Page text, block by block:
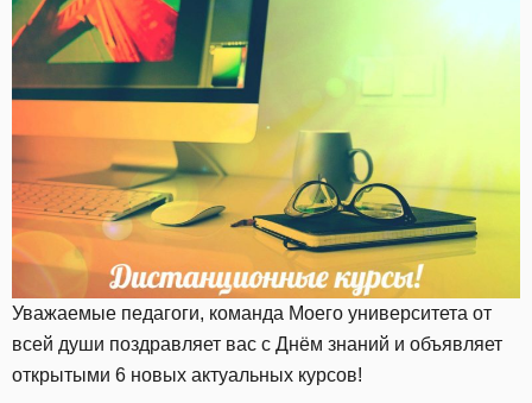
Уважаемые педагоги, команда Моего университета от
всей души поздравляет вас с Днём знаний и объявляет
открытыми 6 новых актуальных курсов!